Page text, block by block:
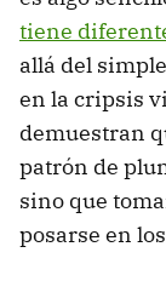
tiene
allá del
en la cripsis
demuestran
patrón de
sino que
posarse en